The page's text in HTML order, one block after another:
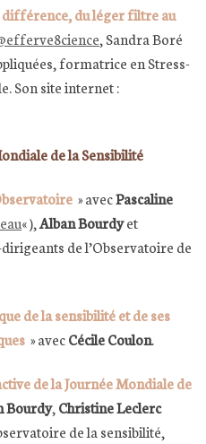
différence, du léger filtre au
, Sandra Boré
formatrice en Stress-
Son site internet :
de la Sensibilité
»avecPascaline
« ),Alban Bourdyet
dirigeants de l’Observatoire de
de la sensibilité et de ses
»avecCécile Coulon.
de la Journée Mondiale de
Bourdy, Christine Leclerc
de la sensibilité,